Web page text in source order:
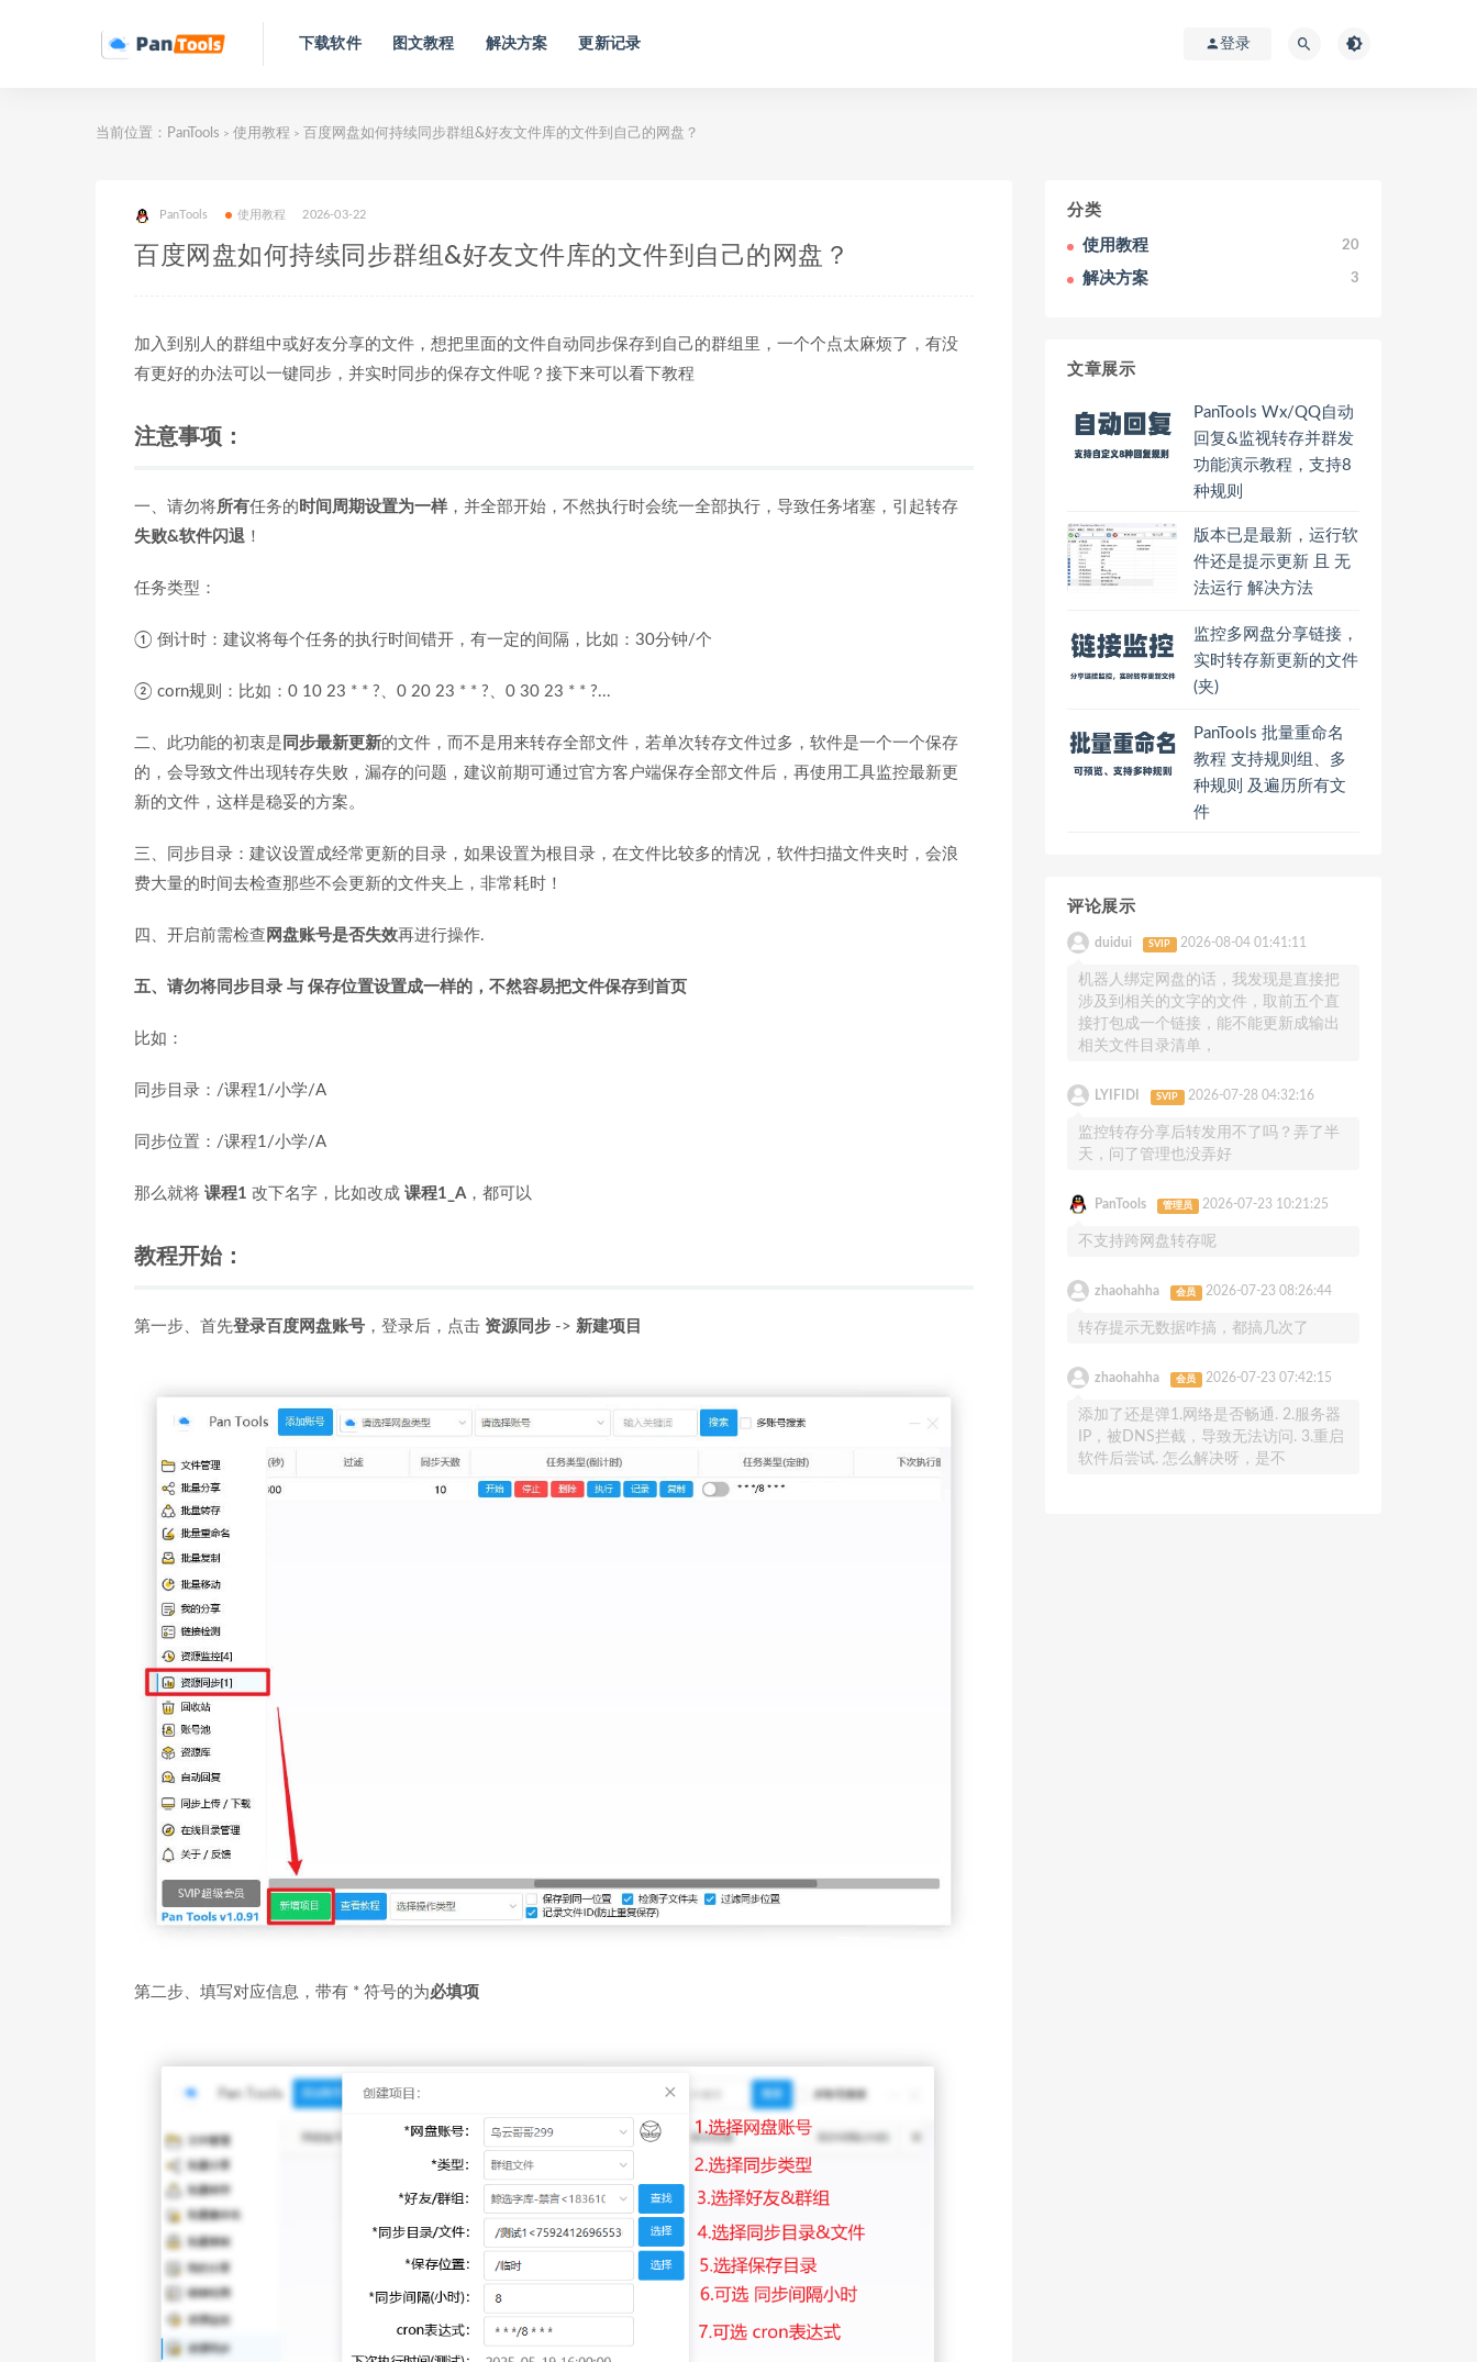
下载软件 图文教程 解决方案 更新记录 登录
当前位置： PanTools > 使用教程 > 百度网盘如何持续同步群组&好友文件库的文件到自己的网盘？
PanTools 使用教程 2026-03-22
百度网盘如何持续同步群组&好友文件库的文件到自己的网盘？
加入到别人的群组中或好友分享的文件，想把里面的文件自动同步保存到自己的群组里，一个个点太麻烦了，有没
有更好的办法可以一键同步，并实时同步的保存文件呢？接下来可以看下教程
注意事项：
一、请勿将所有任务的时间周期设置为一样 ，并全部开始，不然执行时会统一全部执行，导致任务堵塞，引起转存
失败&软件闪退 ！
任务类型：
① 倒计时：建议将每个任务的执行时间错开，有一定的间隔，比如：30分钟/个
② corn规则：比如：0 10 23 * * ?、0 20 23 * * ?、0 30 23 * * ?...
二、此功能的初衷是 同步最新更新的文件，而不是用来转存全部文件，若单次转存文件过多，软件是一个一个保存
的，会导致文件出现转存失败，漏存的问题，建议前期可通过官方客户端保存全部文件后，再使用工具监控最新更
新的文件，这样是稳妥的方案。
三、同步目录：建议设置成经常更新的目录，如果设置为根目录，在文件比较多的情况，软件扫描文件夹时，会浪
费大量的时间去检查那些不会更新的文件夹上，非常耗时！
四、开启前需检查 网盘账号是否失效再进行操作.
五、请勿将同步目录 与 保存位置设置成一样的，不然容易把文件保存到首页
比如：
同步目录：/课程1/小学/A
同步位置：/课程1/小学/A
那么就将 课程1 改下名字，比如改成 课程1_A，都可以
教程开始：
第一步、首先登录百度网盘账号 ，登录后，点击 资源同步 -> 新建项目
第二步、填写对应信息，带有 * 符号的为必填项
分类
使用教程 20
解决方案 3
文章展示
PanTools Wx/QQ自动
回复&监视转存并群发
功能演示教程，支持8
种规则
版本已是最新，运行软
件还是提示更新 且 无
法运行 解决方法
监控多网盘分享链接，
实时转存新更新的文件
(夹)
PanTools 批量重命名
教程 支持规则组、多
种规则 及遍历所有文
件
评论展示
duidui SVIP 2026-08-04 01:41:11
机器人绑定网盘的话，我发现是直接把
涉及到相关的文字的文件，取前五个直
接打包成一个链接，能不能更新成输出
相关文件目录清单，
LYIFIDI SVIP 2026-07-28 04:32:16
监控转存分享后转发用不了吗？弄了半
天，问了管理也没弄好
PanTools 管理员 2026-07-23 10:21:25
不支持跨网盘转存呢
zhaohahha 会员 2026-07-23 08:26:44
转存提示无数据咋搞，都搞几次了
zhaohahha 会员 2026-07-23 07:42:15
添加了还是弹1.网络是否畅通. 2.服务器
IP，被DNS拦截，导致无法访问. 3.重启
软件后尝试. 怎么解决呀，是不